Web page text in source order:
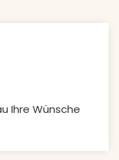
Ihre Wünsche